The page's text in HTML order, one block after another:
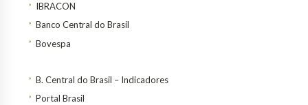
IBRACON
Banco Central do Brasil
Bovespa
B. Central do Brasil – Indicadores
Portal Brasil